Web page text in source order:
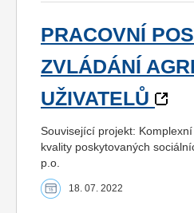
PRACOVNÍ
ZVLÁDÁNÍ
UŽIVATELŮ
Související projekt:
kvality poskytovaných
p.o.
18. 07. 2022